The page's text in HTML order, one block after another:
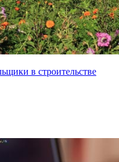
в строительстве